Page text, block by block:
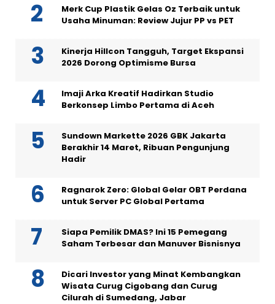
Merk Cup Plastik Gelas Oz Terbaik untuk
Usaha Minuman: Review Jujur PP vs PET
Kinerja Hillcon Tangguh, Target Ekspansi
2026 Dorong Optimisme Bursa
Imaji Arka Kreatif Hadirkan Studio
Berkonsep Limbo Pertama di Aceh
Sundown Markette 2026 GBK Jakarta
Berakhir 14 Maret, Ribuan Pengunjung
Hadir
Ragnarok Zero: Global Gelar OBT Perdana
untuk Server PC Global Pertama
Siapa Pemilik DMAS? Ini 15 Pemegang
Saham Terbesar dan Manuver Bisnisnya
Dicari Investor yang Minat Kembangkan
Wisata Curug Cigobang dan Curug
Cilurah di Sumedang, Jabar